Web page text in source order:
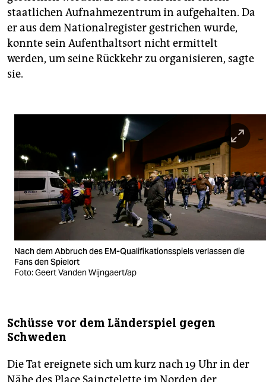
staatlichen Aufnahmezentrum in aufgehalten. Da
er aus dem Nationalregister gestrichen wurde,
konnte sein Aufenthaltsort nicht ermittelt
werden, um seine Rückkehr zu organisieren, sagte
sie.
Nach dem Abbruch des EM-Qualifikationsspiels verlassen die
Fans den Spielort
Foto: Geert Vanden Wijngaert/ap
Schüsse vor dem Länderspiel gegen
Schweden
Die Tat ereignete sich um kurz nach 19 Uhr in der